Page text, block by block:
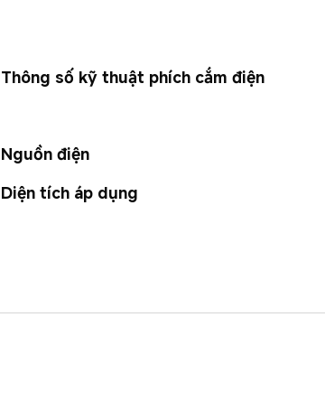
Thông số kỹ thuật phích cắm điện
Nguồn điện
Diện tích áp dụng